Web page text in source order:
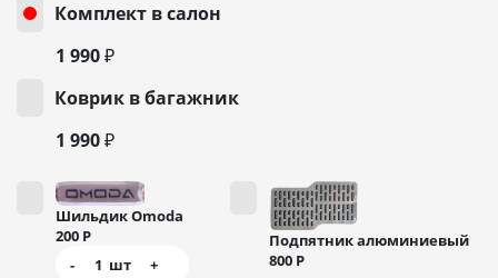
Комплект в салон
1 990 ₽
Коврик в багажник
1 990 ₽
Шильдик Omoda
200 Р
-
1 шт +
Подпятник алюминиевый
800 Р